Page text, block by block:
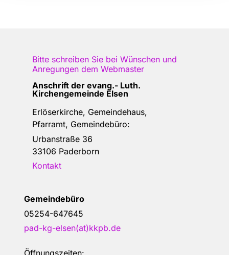
Bitte schreiben Sie bei Wünschen und
Anregungen dem Webmaster
Anschrift der evang.- Luth.
Kirchengemeinde Elsen
Erlöserkirche, Gemeindehaus,
Pfarramt, Gemeindebüro:
Urbanstraße 36
33106 Paderborn
Kontakt
Gemeindebüro
05254-647645
pad-kg-elsen(at)kkpb.de